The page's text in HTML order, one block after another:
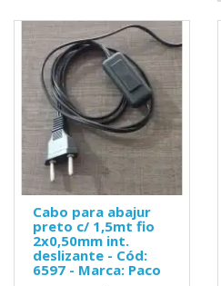
Cabo para abajur
preto c/ 1,5mt fio
2x0,50mm int.
deslizante - Cód:
6597 - Marca: Paco